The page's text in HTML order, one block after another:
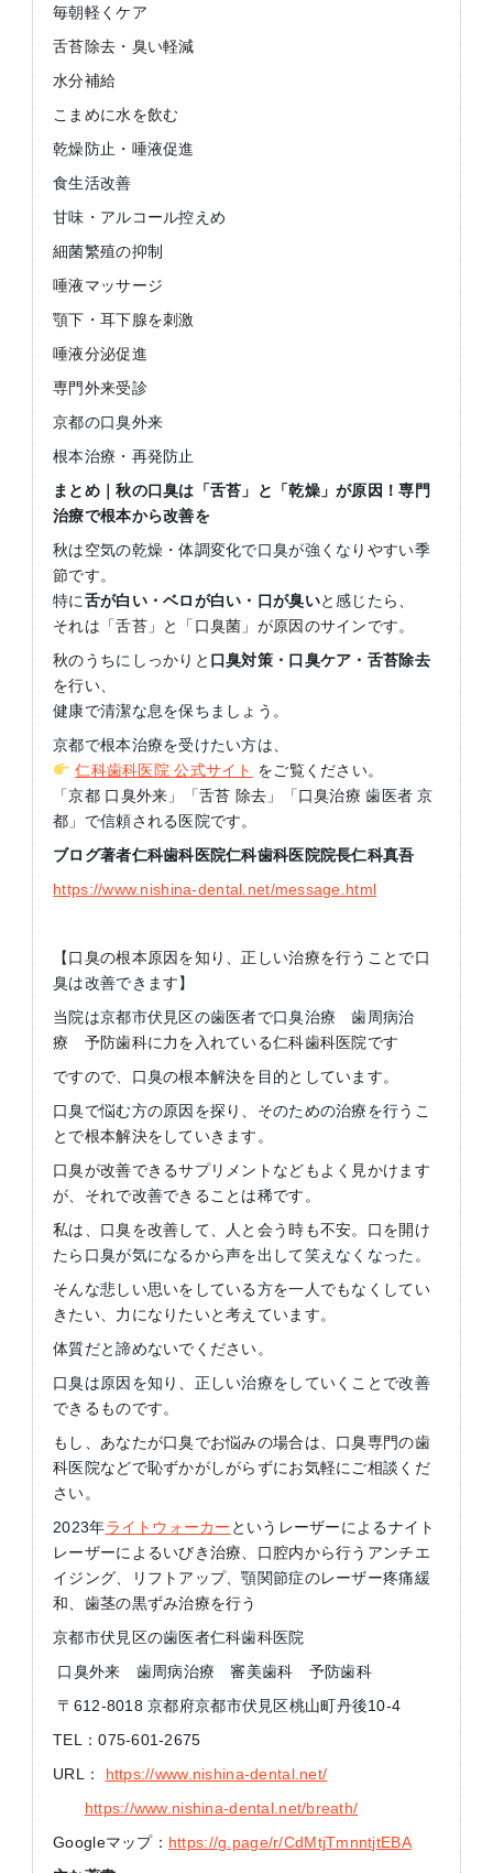
毎朝軽くケア
舌苔除去・臭い軽減
水分補給
こまめに水を飲む
乾燥防止・唾液促進
食生活改善
甘味・アルコール控えめ
細菌繁殖の抑制
唾液マッサージ
顎下・耳下腺を刺激
唾液分泌促進
専門外来受診
京都の口臭外来
根本治療・再発防止
まとめ｜秋の口臭は「舌苔」と「乾燥」が原因！専門
治療で根本から改善を
秋は空気の乾燥・体調変化で口臭が強くなりやすい季
節です。
特に舌が白い・ベロが白い・口が臭いと感じたら、
それは「舌苔」と「口臭菌」が原因のサインです。
秋のうちにしっかりと 口臭対策・口臭ケア・舌苔除去
を行い、
健康で清潔な息を保ちましょう。
京都で根本治療を受けたい方は、
仁科歯科医院 公式サイト をご覧ください。
「京都 口臭外来」「舌苔 除去」「口臭治療 歯医者 京
都」で信頼される医院です。
ブログ著者仁科歯科医院仁科歯科医院院長仁科真吾
https://www.nishina-dental.net/message.html
【口臭の根本原因を知り、正しい治療を行うことで口
臭は改善できます】
当院は京都市伏見区の歯医者で口臭治療 歯周病治
療 予防歯科に力を入れている仁科歯科医院です
ですので、口臭の根本解決を目的としています。
口臭で悩む方の原因を探り、そのための治療を行うこ
とで根本解決をしていきます。
口臭が改善できるサプリメントなどもよく見かけます
が、それで改善できることは稀です。
私は、口臭を改善して、人と会う時も不安。口を開け
たら口臭が気になるから声を出して笑えなくなった。
そんな悲しい思いをしている方を一人でもなくしてい
きたい、力になりたいと考えています。
体質だと諦めないでください。
口臭は原因を知り、正しい治療をしていくことで改善
できるものです。
もし、あなたが口臭でお悩みの場合は、口臭専門の歯
科医院などで恥ずかがしがらずにお気軽にご相談くだ
さい。
2023年ライトウォーカー というレーザーによるナイト
レーザーによるいびき治療、口腔内から行うアンチエ
イジング、リフトアップ、顎関節症のレーザー疼痛緩
和、歯茎の黒ずみ治療を行う
京都市伏見区の歯医者仁科歯科医院
口臭外来 歯周病治療 審美歯科 予防歯科
〒612-8018 京都府京都市伏見区桃山町丹後10-4
TEL：075-601-2675
URL： https://www.nishina-dental.net/
https://www.nishina-dental.net/breath/
Googleマップ： https://g.page/r/CdMtjTmnntjtEBA